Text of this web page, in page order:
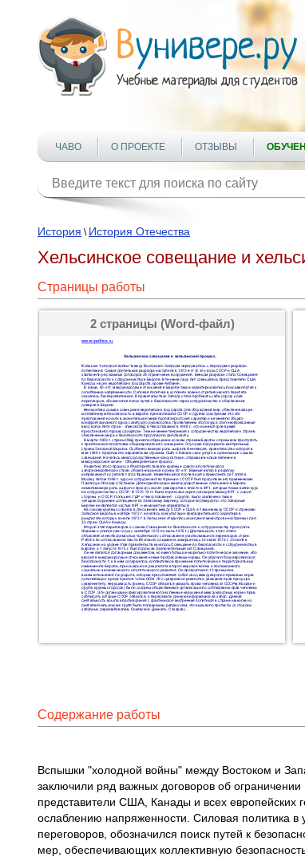
ЧАВО О ПРОЕКТЕ ОТЗЫВЫ
История \ История Отечества
Хельсинское совещание и
Страницы работы
2 страницы (Word-файл)
Содержание работы
Вспышки "холодной войны" между Востоком и
заключили ряд важных договоров об
представители США, Канады и всех европейских
ослаблению напряженности. Силовая политика в
переговоров, обозначился поиск путей к
мер, обеспечивающих коллективную